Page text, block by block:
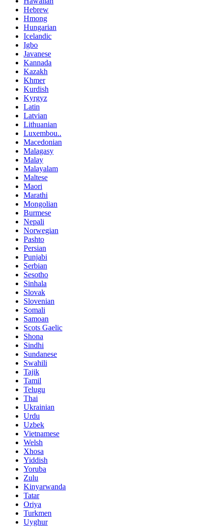
Hebrew
Hmong
Hungarian
Icelandic
Igbo
Javanese
Kannada
Kazakh
Khmer
Kurdish
Kyrgyz
Latin
Latvian
Lithuanian
Luxembou..
Macedonian
Malagasy
Malay
Malayalam
Maltese
Maori
Marathi
Mongolian
Burmese
Nepali
Norwegian
Pashto
Persian
Punjabi
Serbian
Sesotho
Sinhala
Slovak
Slovenian
Somali
Samoan
Scots Gaelic
Shona
Sindhi
Sundanese
Swahili
Tajik
Tamil
Telugu
Thai
Ukrainian
Urdu
Uzbek
Vietnamese
Welsh
Xhosa
Yiddish
Yoruba
Zulu
Kinyarwanda
Tatar
Oriya
Turkmen
Uyghur